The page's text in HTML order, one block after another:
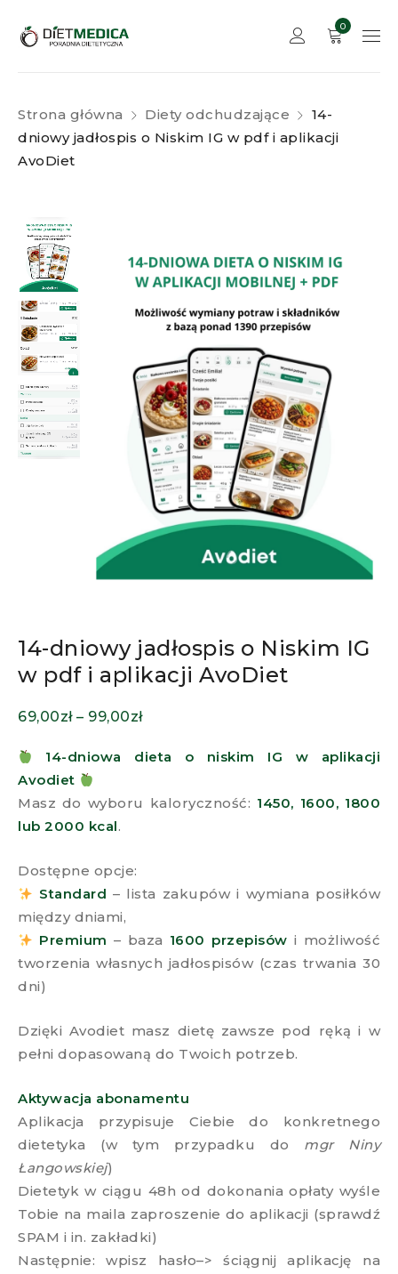
0
Strona główna Diety odchudzające
14-
dniowy jadłospis o Niskim IG w pdf i aplikacji
AvoDiet
14-dniowy jadłospis o Niskim IG
w pdf i aplikacji AvoDiet
69,00zł– 99,00zł
14-dniowa dieta o niskim IG w aplikacji
Avodiet
Masz do wyboru kaloryczność: 1450, 1600, 1800
lub 2000 kcal.
Dostępne opcje:
Standard – lista zakupów i wymiana posiłków
między dniami,
Premium – baza 1600 przepisów i możliwość
tworzenia własnych jadłospisów (czas trwania 30
dni)
Dzięki Avodiet masz dietę zawsze pod ręką i w
pełni dopasowaną do Twoich potrzeb.
Aktywacja abonamentu
Aplikacja przypisuje Ciebie do konkretnego
dietetyka (w tym przypadku do mgr Niny
Łangowskiej)
Dietetyk w ciągu 48h od dokonania opłaty wyśle
Tobie na maila zaproszenie do aplikacji (sprawdź
SPAM i in. zakładki)
Następnie: wpisz hasło–> ściągnij aplikację na